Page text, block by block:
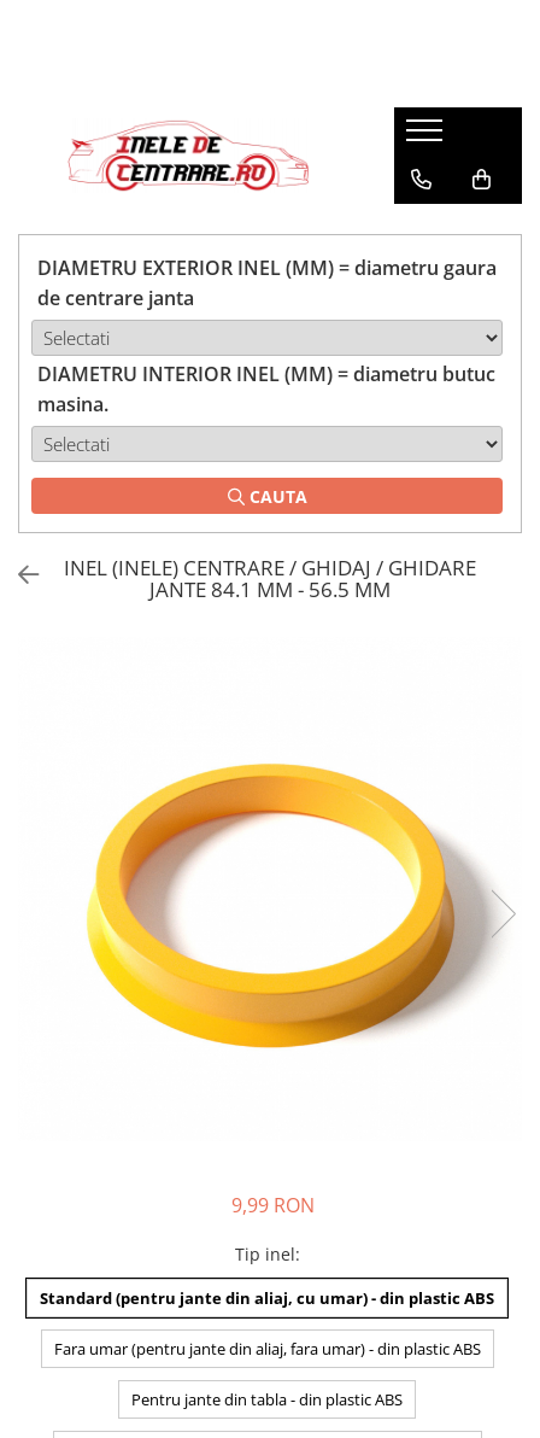
DIAMETRU EXTERIOR INEL (MM) = diametru gaura
de centrare janta
DIAMETRU INTERIOR INEL (MM) = diametru butuc
masina.
CAUTA
INEL (INELE) CENTRARE / GHIDAJ / GHIDARE
JANTE 84.1 MM - 56.5 MM
9,99 RON
Tip inel:
Standard (pentru jante din aliaj, cu umar) - din plastic ABS
Fara umar (pentru jante din aliaj, fara umar) - din plastic ABS
Pentru jante din tabla - din plastic ABS